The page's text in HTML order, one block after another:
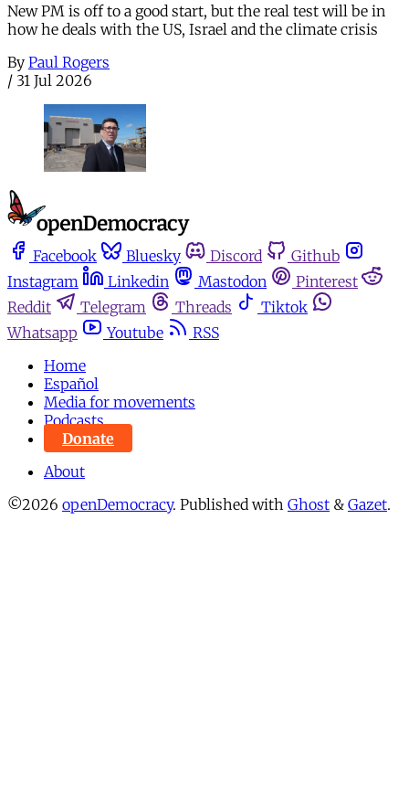
New PM is off to a good start, but the real test will be in
how he deals with the US, Israel and the climate crisis
By Paul Rogers
/ 31 Jul 2026
Facebook Bluesky Discord
Github
Instagram
Linkedin Mastodon
Pinterest
Reddit
Telegram Threads
Tiktok
Whatsapp
Youtube
RSS
Home
Español
Media for movements
Podcasts
Donate
About
©2026 openDemocracy. Published with Ghost & Gazet.